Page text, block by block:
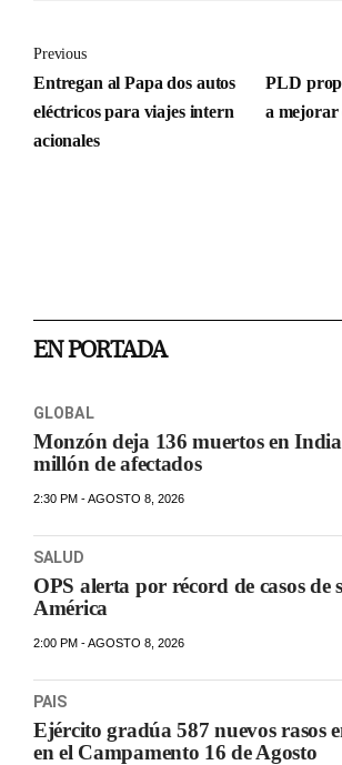
Previous
Entregan al Papa dos autos
eléctricos para viajes intern
acionales
PLD
a mejorar
EN PORTADA
GLOBAL
Monzón deja 136 muertos en
millón de afectados
2:30 PM - AGOSTO 8, 2026
SALUD
OPS alerta por récord de casos de
América
2:00 PM - AGOSTO 8, 2026
PAIS
Ejército gradúa 587 nuevos rasos
en el Campamento 16 de Agosto